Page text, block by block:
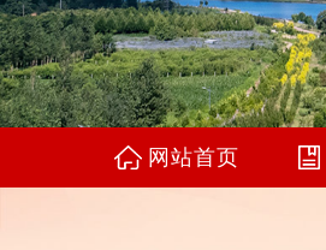
网站首页